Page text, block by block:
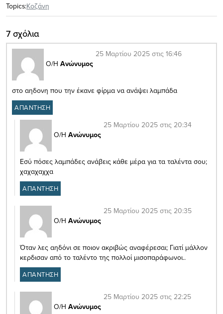
Topics:Κοζάνη
7 σχόλια
Ο/Η Ανώνυμος
25 Μαρτίου 2025 στις 16:46
στο αηδονη που την έκανε φίρμα να ανάψει λαμπάδα
ΑΠΑΝΤΗΣΗ
Ο/Η Ανώνυμος
25 Μαρτίου 2025 στις 20:34
Εσύ πόσες λαμπάδες ανάβεις κάθε μέρα για τα ταλέντα σου;
χαχαχαχχα
ΑΠΑΝΤΗΣΗ
Ο/Η Ανώνυμος
25 Μαρτίου 2025 στις 20:35
Όταν λες αηδόνι σε ποιον ακριβώς αναφέρεσαι; Γιατί μάλλον
κερδισαν από το ταλέντο της πολλοί μισοπαράφωνοι..
ΑΠΑΝΤΗΣΗ
Ο/Η Ανώνυμος
25 Μαρτίου 2025 στις 22:25